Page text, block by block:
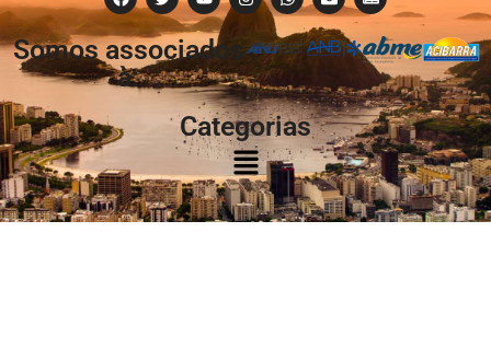
Somos associados
à:
Categorias